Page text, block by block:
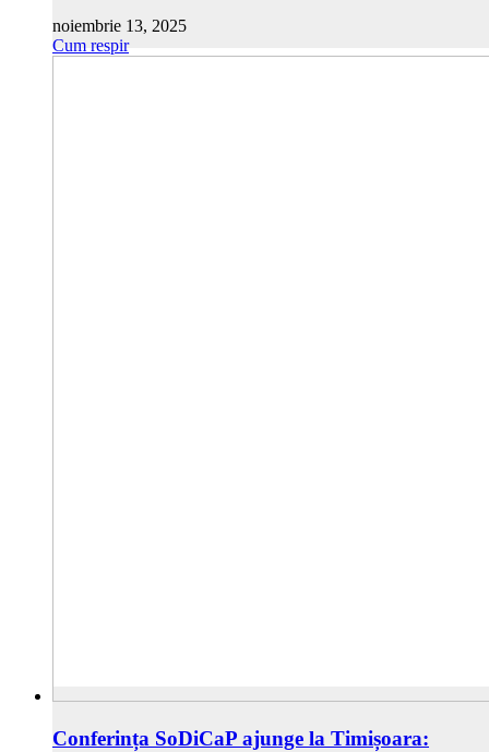
noiembrie 13, 2025
Cum respir
Conferința SoDiCaP ajunge la Timișoara: